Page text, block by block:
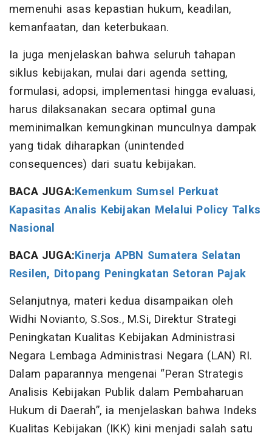
memenuhi asas kepastian hukum, keadilan,
kemanfaatan, dan keterbukaan.
Ia juga menjelaskan bahwa seluruh tahapan
siklus kebijakan, mulai dari agenda setting,
formulasi, adopsi, implementasi hingga evaluasi,
harus dilaksanakan secara optimal guna
meminimalkan kemungkinan munculnya dampak
yang tidak diharapkan (unintended
consequences) dari suatu kebijakan.
BACA JUGA:Kemenkum Sumsel Perkuat
Kapasitas Analis Kebijakan Melalui Policy Talks
Nasional
BACA JUGA:Kinerja APBN Sumatera Selatan
Resilen, Ditopang Peningkatan Setoran Pajak
Selanjutnya, materi kedua disampaikan oleh
Widhi Novianto, S.Sos., M.Si, Direktur Strategi
Peningkatan Kualitas Kebijakan Administrasi
Negara Lembaga Administrasi Negara (LAN) RI.
Dalam paparannya mengenai “Peran Strategis
Analisis Kebijakan Publik dalam Pembaharuan
Hukum di Daerah”, ia menjelaskan bahwa Indeks
Kualitas Kebijakan (IKK) kini menjadi salah satu